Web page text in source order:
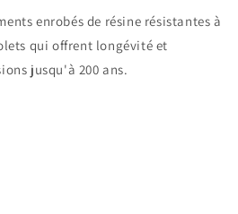
enrobés de résine résistantes à
qui offrent longévité et
jusqu'à 200 ans.